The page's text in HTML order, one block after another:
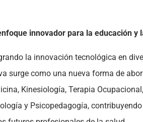
innovador para la educación y
la innovación tecnológica en
surge como una nueva forma de
Kinesiología, Terapia
y Psicopedagogía,